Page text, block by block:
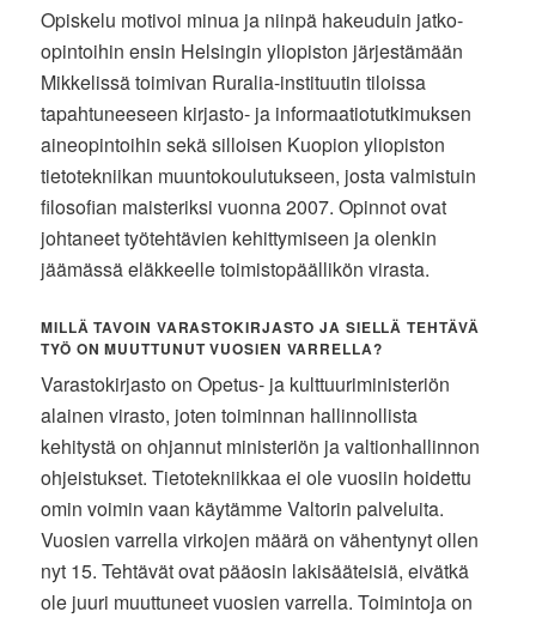
Opiskelu motivoi minua ja niinpä hakeuduin jatko-
opintoihin ensin Helsingin yliopiston järjestämään
Mikkelissä toimivan Ruralia-instituutin tiloissa
tapahtuneeseen kirjasto- ja informaatiotutkimuksen
aineopintoihin sekä silloisen Kuopion yliopiston
tietotekniikan muuntokoulutukseen, josta valmistuin
filosofian maisteriksi vuonna 2007. Opinnot ovat
johtaneet työtehtävien kehittymiseen ja olenkin
jäämässä eläkkeelle toimistopäällikön virasta.
MILLÄ TAVOIN VARASTOKIRJASTO JA SIELLÄ TEHTÄVÄ
TYÖ ON MUUTTUNUT VUOSIEN VARRELLA?
Varastokirjasto on Opetus- ja kulttuuriministeriön
alainen virasto, joten toiminnan hallinnollista
kehitystä on ohjannut ministeriön ja valtionhallinnon
ohjeistukset. Tietotekniikkaa ei ole vuosiin hoidettu
omin voimin vaan käytämme Valtorin palveluita.
Vuosien varrella virkojen määrä on vähentynyt ollen
nyt 15. Tehtävät ovat pääosin lakisääteisiä, eivätkä
ole juuri muuttuneet vuosien varrella. Toimintoja on